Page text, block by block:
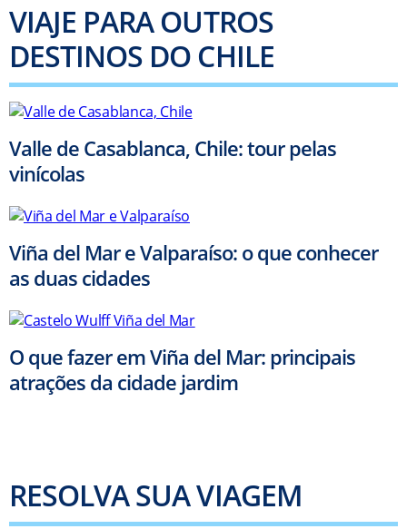
VIAJE PARA OUTROS
DESTINOS DO CHILE
Valle de Casablanca, Chile: tour pelas
vinícolas
Viña del Mar e Valparaíso: o que conhecer
as duas cidades
O que fazer em Viña del Mar: principais
atrações da cidade jardim
RESOLVA SUA VIAGEM